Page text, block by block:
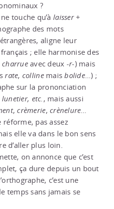
?
touche qu’àlaisser+
des mots
aligne leur
; elle harmonise des
charrueavec deux -r-) mais
rate, collinemaisbolide…) ;
sur la prononciation
lunetier, etc. , mais aussi
,crèmerie,crènelure…
réforme, pas assez
elle va dans le bon sens
d’aller plus loin.
on annonce que c’est
ça dure depuis un bout
c’est une
temps sans jamais se